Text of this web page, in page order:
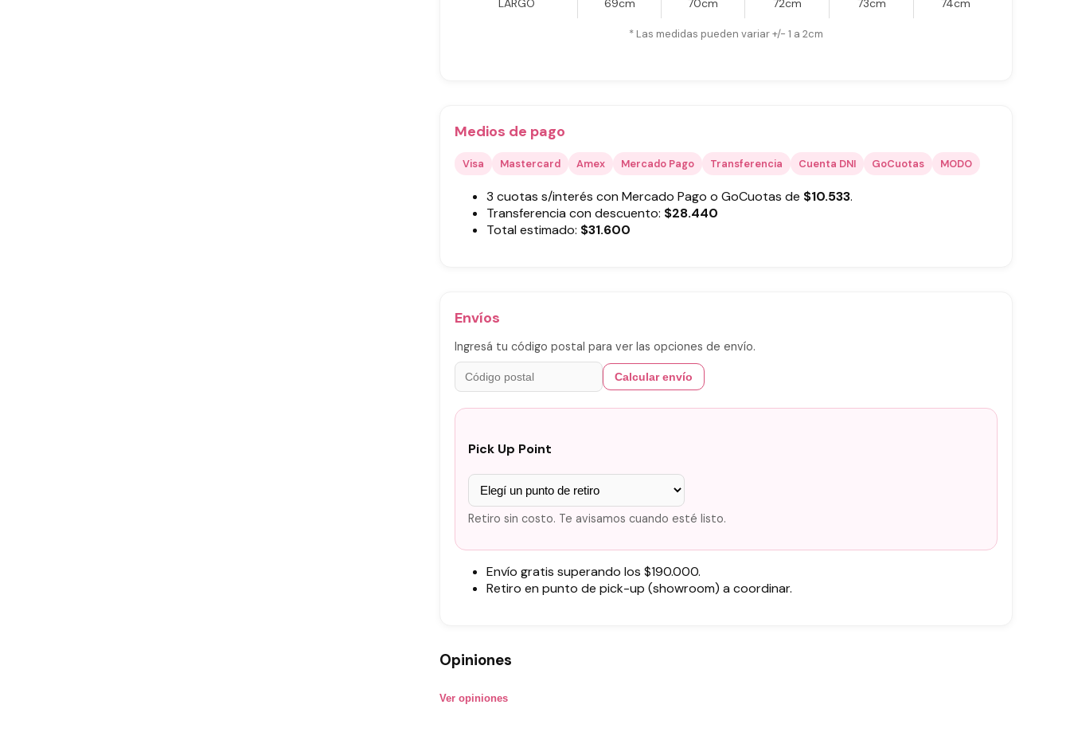
LARGO 69cm 70cm 72cm 73cm 74cm
* Las medidas pueden variar +/- 1 a 2cm
Medios de pago
Visa Mastercard Amex Mercado Pago Transferencia Cuenta DNI GoCuotas MODO
3 cuotas s/interés con Mercado Pago o GoCuotas de $10.533.
Transferencia con descuento: $28.440
Total estimado: $31.600
Envíos
Ingresá tu código postal para ver las opciones de envío.
Calcular envío
Pick Up Point
Retiro sin costo. Te avisamos cuando esté listo.
Envío gratis superando los $190.000.
Retiro en punto de pick-up (showroom) a coordinar.
Opiniones
Ver opiniones